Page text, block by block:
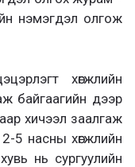
нэмэгдэл олгож
хөгжлийн
байгаагийн дээр
хичээл заалгаж
5 насны хөгжлийн
нь сургуулийн